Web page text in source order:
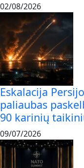
02/08/2026
Eskalacija
paliaubas
90 karinių
09/07/2026